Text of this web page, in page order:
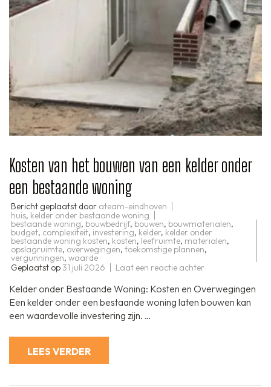
Kosten van het bouwen van een kelder onder
een bestaande woning
Bericht geplaatst door ateam-eindhoven
huis, kelder onder bestaande woning
bestaande woning, bouwbedrijf, bouwen, bouwmaterialen,
budget, complexiteit, investering, kelder, kelder onder
bestaande woning kosten, kosten, leefruimte, materialen,
opslagruimte, overwegingen, toekomstige plannen,
vergunningen, waarde
Geplaatst op31 juli 2026 Laat een reactie achter
het
bouwen
van
Kelder onder Bestaande Woning: Kosten en Overwegingen
Een kelder onder een bestaande woning laten bouwen kan
een waardevolle investering zijn. …
LEES VERDER